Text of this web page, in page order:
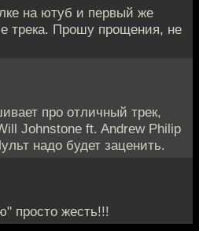
на ютуб и первый же
трека. Прошу прощения, не
про отличный трек,
Johnstone ft. Andrew Philip
надо будет заценить.
просто жесть!!!